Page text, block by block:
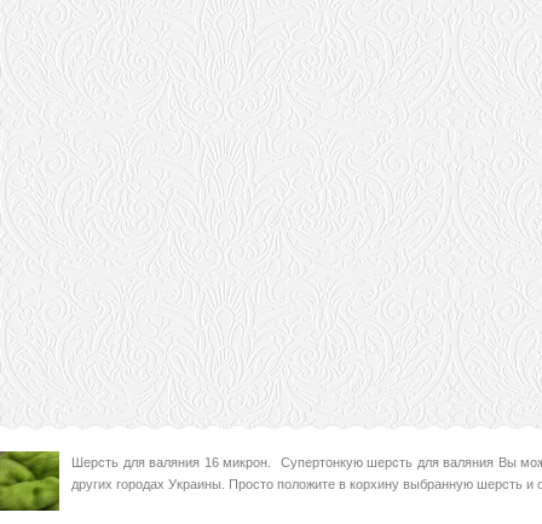
Шерсть для валяния 16 микрон. Супертонкую шерсть для валяния Вы
других городах Украины. Просто положите в корхину выбранную шерсть и